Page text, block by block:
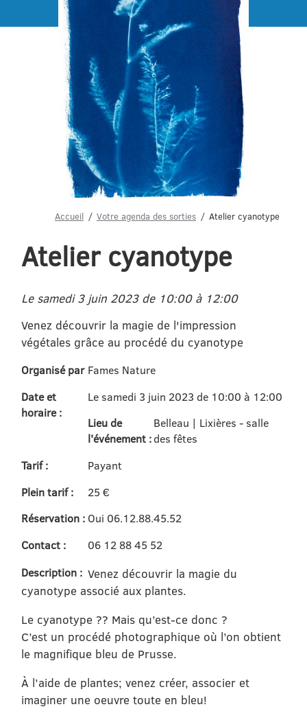
Accueil Votre agenda des sorties Atelier cyanotype
Atelier cyanotype
Le samedi 3 juin 2023 de 10:00 à 12:00
Venez découvrir la magie de l'impression
végétales grâce au procédé du cyanotype
Organisé par Fames Nature
Date et
horaire :
Le samedi 3 juin 2023 de 10:00 à 12:00
Lieu de
l'événement :
Belleau | Lixières - salle
des fêtes
Tarif :
Payant
Plein tarif :
25 €
Réservation : Oui 06.12.88.45.52
Contact :
06 12 88 45 52
Description : Venez découvrir la magie du
cyanotype associé aux plantes.
Le cyanotype ?? Mais qu’est-ce donc ?
C’est un procédé photographique où l’on obtient
le magnifique bleu de Prusse.
À l’aide de plantes; venez créer, associer et
imaginer une oeuvre toute en bleu!